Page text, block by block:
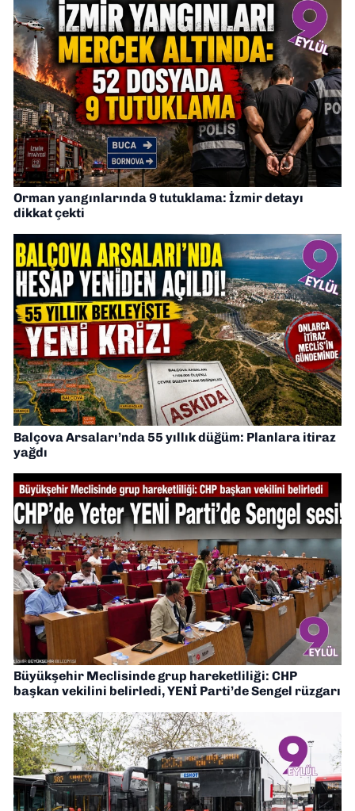
Orman yangınlarında 9 tutuklama: İzmir detayı
dikkat çekti
Balçova Arsaları’nda 55 yıllık düğüm: Planlara itiraz
yağdı
Büyükşehir Meclisinde grup hareketliliği: CHP
başkan vekilini belirledi, YENİ Parti’de Sengel rüzgarı